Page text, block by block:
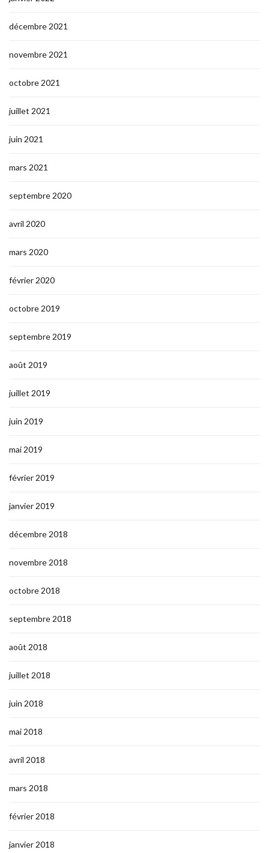
décembre 2021
novembre 2021
octobre 2021
juillet 2021
juin 2021
mars 2021
septembre 2020
avril 2020
mars 2020
février 2020
octobre 2019
septembre 2019
août 2019
juillet 2019
juin 2019
mai 2019
février 2019
janvier 2019
décembre 2018
novembre 2018
octobre 2018
septembre 2018
août 2018
juillet 2018
juin 2018
mai 2018
avril 2018
mars 2018
février 2018
janvier 2018